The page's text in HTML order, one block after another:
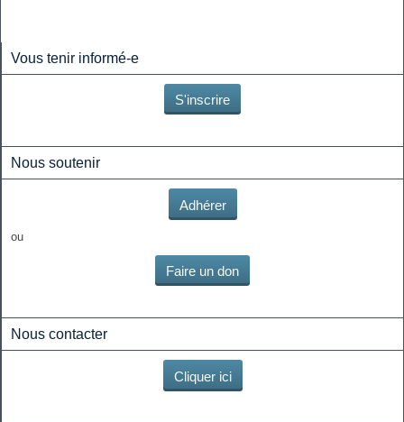
Vous tenir informé-e
S'inscrire
Nous soutenir
Adhérer
ou
Faire un don
Nous contacter
Cliquer ici